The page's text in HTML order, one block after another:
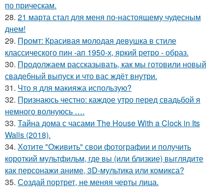
по прическам.
28. 21 марта стал для меня по-настоящему чудесным
днем!
29. Промт: Красивая молодая девушка в стиле
классического пин -ап 1950-х, яркий ретро - образ.
30. Продолжаем рассказывать, как мы готовили новый
свадебный выпуск и что вас ждёт внутри.
31. Что я для макияжа использую?
32. Признаюсь честно: каждое утро перед свадьбой я
немного волнуюсь ….
33. Тайна дома с часами The House With a Clock in Its
Walls (2018).
34. Хотите "Оживить" свои фотографии и получить
короткий мультфильм, где вы (или близкие) выглядите
как персонажи аниме, 3D-мультика или комикса?
35. Создай портрет, не меняя черты лица.